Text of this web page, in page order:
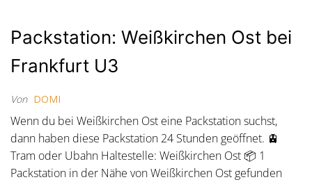
Packstation: Weißkirchen Ost bei
Frankfurt U3
Von DOMI
Wenn du bei Weißkirchen Ost eine Packstation suchst,
dann haben diese Packstation 24 Stunden geöffnet. 🚊
Tram oder Ubahn Haltestelle: Weißkirchen Ost 📦 1
Packstation in der Nähe von Weißkirchen Ost gefunden